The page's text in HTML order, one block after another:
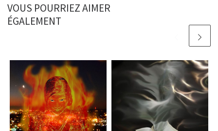
VOUS POURRIEZ AIMER
ÉGALEMENT